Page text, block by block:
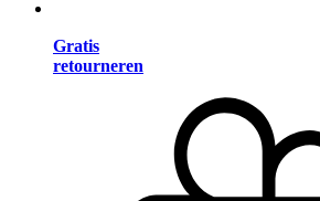
Gratis
retourneren